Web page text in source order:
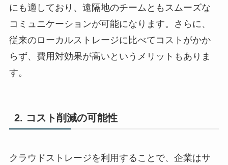
にも適しており、遠隔地のチームともスムーズな
コミュニケーションが可能になります。さらに、
従来のローカルストレージに比べてコストがかか
らず、費用対効果が高いというメリットもありま
す。
2. コスト削減の可能性
クラウドストレージを利用することで、企業はサ